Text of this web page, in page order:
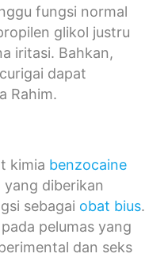
fungsi normal
glikol justru
iritasi. Bahkan,
dapat
Rahim.
kimia benzocaine
diberikan
sebagai obat bius.
pelumas yang
dan seks